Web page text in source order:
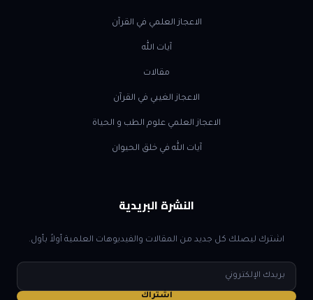
الاعجاز العلمي في القرآن
آيات الله
مقالات
الاعجاز الغيبي في القرآن
الاعجاز العلمي علوم الطب و الحياة
آيات الله في خلق الحيوان
النشرة البريدية
اشترك ليصلك كل جديد من المقالات والفيديوهات العلمية أولاً بأول.
البريد
الإلكتروني
اشتراك